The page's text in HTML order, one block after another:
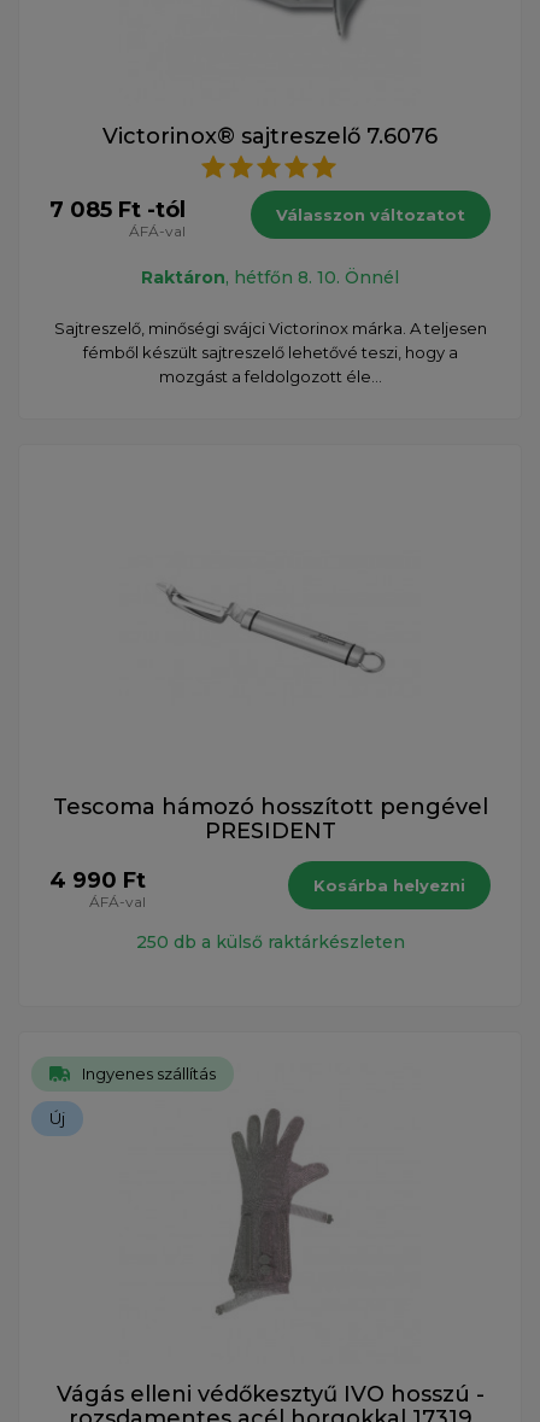
Victorinox® sajtreszelő 7.6076
7 085 Ft -tól
ÁFÁ-val
Válasszon változatot
Raktáron, hétfőn 8. 10. Önnél
Sajtreszelő, minőségi svájci Victorinox márka. A teljesen
fémből készült sajtreszelő lehetővé teszi, hogy a
mozgást a feldolgozott éle...
Tescoma hámozó hosszított pengével
PRESIDENT
4 990 Ft
ÁFÁ-val
Kosárba helyezni
250 db a külső raktárkészleten
Ingyenes szállítás
Új
Vágás elleni védőkesztyű IVO hosszú -